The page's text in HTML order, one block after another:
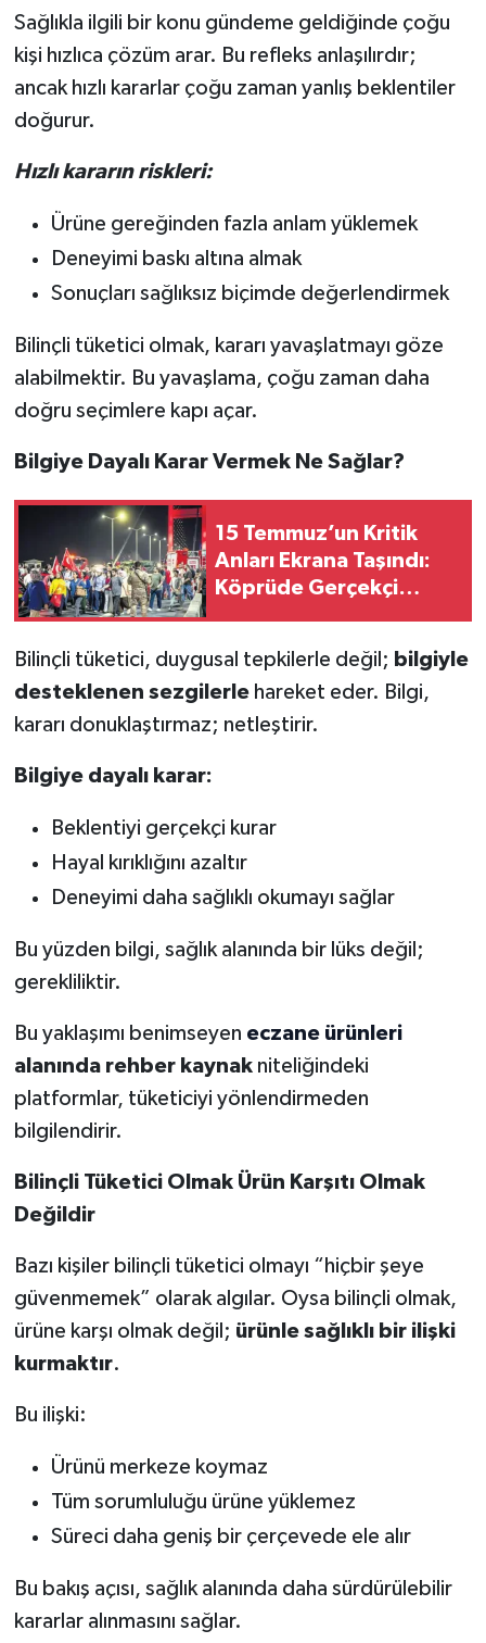
Sağlıkla ilgili bir konu gündeme geldiğinde çoğu
kişi hızlıca çözüm arar. Bu refleks anlaşılırdır;
ancak hızlı kararlar çoğu zaman yanlış beklentiler
doğurur.
Hızlı kararın riskleri:
Ürüne gereğinden fazla anlam yüklemek
Deneyimi baskı altına almak
Sonuçları sağlıksız biçimde değerlendirmek
Bilinçli tüketici olmak, kararı yavaşlatmayı göze
alabilmektir. Bu yavaşlama, çoğu zaman daha
doğru seçimlere kapı açar.
Bilgiye Dayalı Karar Vermek Ne Sağlar?
15 Temmuz’un Kritik
Anları Ekrana Taşındı:
Köprüde Gerçekçi
Bilinçli tüketici, duygusal tepkilerle değil; bilgiyle
desteklenen sezgilerlehareket eder. Bilgi,
kararı donuklaştırmaz; netleştirir.
Bilgiye dayalı karar:
Beklentiyi gerçekçi kurar
Hayal kırıklığını azaltır
Deneyimi daha sağlıklı okumayı sağlar
Bu yüzden bilgi, sağlık alanında bir lüks değil;
gerekliliktir.
Bu yaklaşımı benimseyen eczane ürünleri
alanında rehber kaynakniteliğindeki
platformlar, tüketiciyi yönlendirmeden
bilgilendirir.
Bilinçli Tüketici Olmak Ürün Karşıtı Olmak
Değildir
Bazı kişiler bilinçli tüketici olmayı “hiçbir şeye
güvenmemek” olarak algılar. Oysa bilinçli olmak,
ürüne karşı olmak değil; ürünle sağlıklı bir ilişki
kurmaktır.
Bu ilişki:
Ürünü merkeze koymaz
Tüm sorumluluğu ürüne yüklemez
Süreci daha geniş bir çerçevede ele alır
Bu bakış açısı, sağlık alanında daha sürdürülebilir
kararlar alınmasını sağlar.